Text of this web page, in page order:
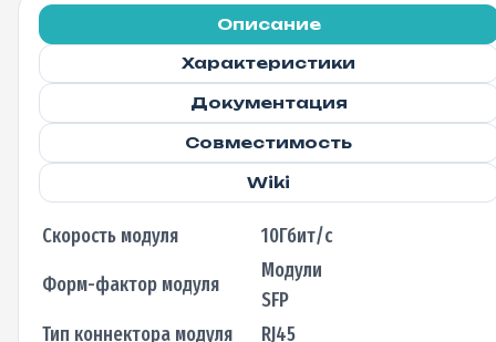
Описание
Характеристики
Документация
Совместимость
Wiki
Скорость модуля
10Гбит/с
Форм-фактор модуля
Модули
SFP
Тип коннектора модуля
RJ45